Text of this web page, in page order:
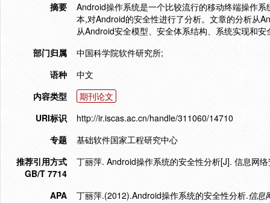
摘要
Android操作系统是一个比较流行的移动终端操作
本,对Android的安全性进行了分析。文章的分析从
从Android安全模型、安全体系结构、系统实现和
部门归属
中国科学院软件研究所;
语种
中文
内容类型
期刊论文
URI标识
http://ir.iscas.ac.cn/handle/311060/14710
专题
基础软件国家工程研究中心
推荐引用方式
GB/T 7714
丁丽萍. Android操作系统的安全性分析[J]. 信息网
APA 丁丽萍.(2012).Android操作系统的安全性分析.信息